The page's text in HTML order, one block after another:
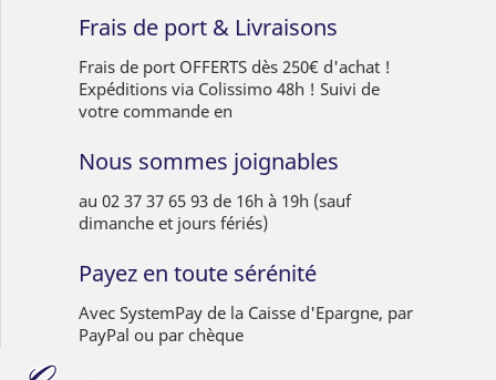
Frais de port & Livraisons
Frais de port OFFERTS dès 250€ d'achat !
Expéditions via Colissimo 48h ! Suivi de
votre commande en
Nous sommes joignables
au 02 37 37 65 93 de 16h à 19h (sauf
dimanche et jours fériés)
Payez en toute sérénité
Avec SystemPay de la Caisse d'Epargne, par
PayPal ou par chèque